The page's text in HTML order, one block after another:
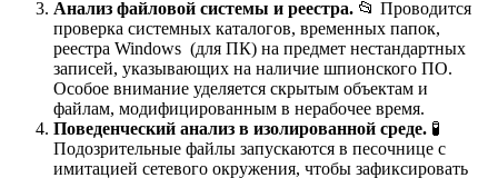
Анализ файловой системы и реестра. 📂 Проводится
проверка системных каталогов, временных папок,
реестра Windows (для ПК) на предмет нестандартных
записей, указывающих на наличие шпионского ПО.
Особое внимание уделяется скрытым объектам и
файлам, модифицированным в нерабочее время.
Поведенческий анализ в изолированной среде. 🧪
Подозрительные файлы запускаются в песочнице с
имитацией сетевого окружения, чтобы зафиксировать